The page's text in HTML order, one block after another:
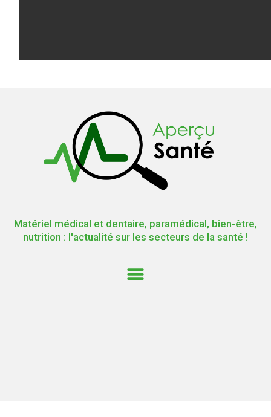
Matériel médical et dentaire, paramédical, bien-être,
nutrition : l'actualité sur les secteurs de la santé !